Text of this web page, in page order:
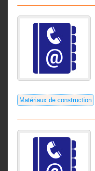
Matériaux de construction